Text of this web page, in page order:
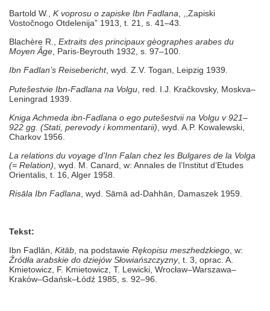
Bartold W., K voprosu o zapiske Ibn Fadlana , ,,Zapiski
Vostočnogo Otdelenija” 1913, t. 21, s. 41–43.
Blachère R., Extraits des principaux gèographes arabes du
Moyen Âge , Paris-Beyrouth 1932, s. 97–100.
Ibn Fadlan’s Reisebericht, wyd. Z.V. Togan, Leipzig 1939.
Putešestvie Ibn-Fadlana na Volgu , red. I.J. Kračkovsky, Moskva–
Leningrad 1939.
Kniga Achmeda ibn-Fadlana o ego putešestvii na Volgu v 921–
922 gg. (Stati, perevody i kommentarii) , wyd. A.P. Kowalewski,
Charkov 1956.
La relations du voyage d’Inn Falan chez les Bulgares de la Volga
(= Relation) , wyd. M. Canard, w: Annales de l’Institut d’Etudes
Orientalis, t. 16, Alger 1958.
Risāla Ibn Faḍlana , wyd. Sāmā ad-Dahhān, Damaszek 1959.
Tekst:
Ibn Faḍlān, Kitāb , na podstawie Rękopisu meszhedzkiego , w:
Źródła arabskie do dziejów Słowiańszczyzny, t. 3, oprac. A.
Kmietowicz, F. Kmietowicz, T. Lewicki, Wrocław–Warszawa–
Kraków–Gdańsk–Łódź 1985, s. 92–96.